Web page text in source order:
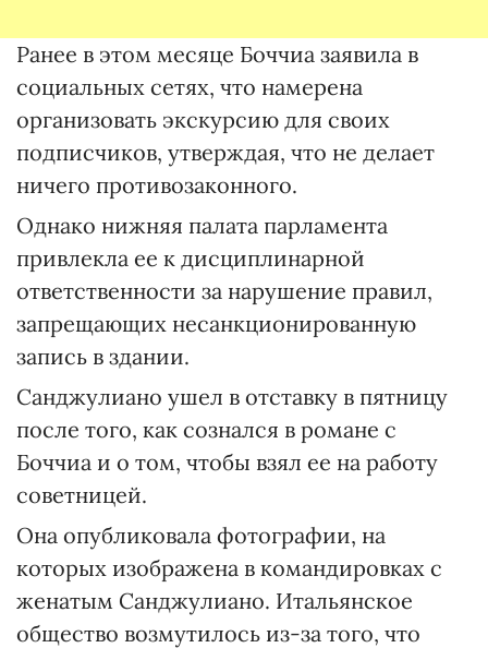
Ранее в этом месяце Боччиа заявила в
социальных сетях, что намерена
организовать экскурсию для своих
подписчиков, утверждая, что не делает
ничего противозаконного.
Однако нижняя палата парламента
привлекла ее к дисциплинарной
ответственности за нарушение правил,
запрещающих несанкционированную
запись в здании.
Санджулиано ушел в отставку в пятницу
после того, как сознался в романе с
Боччиа и о том, чтобы взял ее на работу
советницей.
Она опубликовала фотографии, на
которых изображена в командировках с
женатым Санджулиано. Итальянское
общество возмутилось из-за того, что